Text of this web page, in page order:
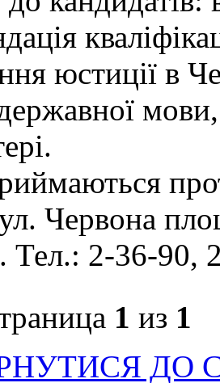
юстиції в
Червона
Тел.: 2-36-90,
1 из 1
ДО